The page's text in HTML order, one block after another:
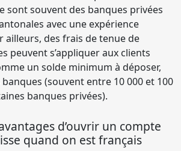
sont souvent des banques privées
avec une expérience
ailleurs, des frais de tenue de
peuvent s’appliquer aux clients
un solde minimum à déposer,
(souvent entre 10 000 et 100
banques privées).
d’ouvrir un compte
quand on est français